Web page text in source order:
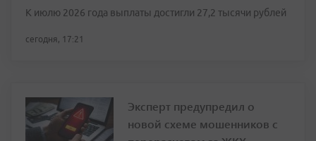
К июлю 2026 года выплаты достигли 27,2 тысячи рублей
сегодня, 17:21
Эксперт предупредил о
новой схеме мошенников с